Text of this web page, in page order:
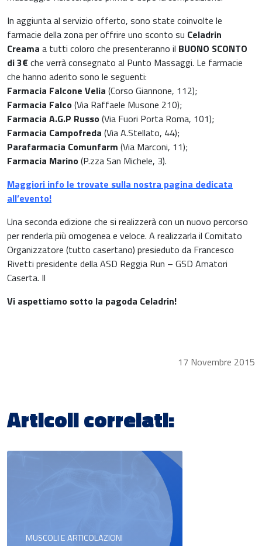
Medicina dello sport
Nefrologia
Oncologia
Medicina Interna, Geriatria e Reumatologia
Nutrizione e Metabolismo
Pediatria
Infiammazioni
Materie prime
Minerali e vitamine
Muscoli e articolazioni
News & Eventi
Nutrizione sportiva
Prodotti oftalmici
Riposo notturno
In aggiunta al servizio offerto, sono state coinvolte le
farmacie della zona per offrire uno sconto su Celadrin
Creama a tutti coloro che presenteranno il BUONO SCONTO
di 3€ che verrà consegnato al Punto Massaggi. Le farmacie
che hanno aderito sono le seguenti:
Farmacia Falcone Velia (Corso Giannone, 112);
Farmacia Falco(Via Raffaele Musone 210);
Farmacia A.G.P Russo(Via Fuori Porta Roma, 101);
Farmacia Campofreda (Via A.Stellato, 44);
Parafarmacia Comunfarm (Via Marconi, 11);
Farmacia Marino(P.zza San Michele, 3).
Maggiori info le trovate sulla nostra pagina dedicata
all’evento!
Una seconda edizione che si realizzerà con un nuovo percorso
per renderla più omogenea e veloce. A realizzarla il Comitato
Organizzatore (tutto casertano) presieduto da Francesco
Rivetti presidente della ASD Reggia Run – GSD Amatori
Caserta. Il
Vi aspettiamo sotto la pagoda Celadrin!
17 Novembre 2015
Articoli correlati:
MUSCOLI E ARTICOLAZIONI